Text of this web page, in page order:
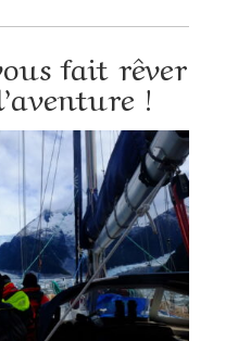
fait rêver
!